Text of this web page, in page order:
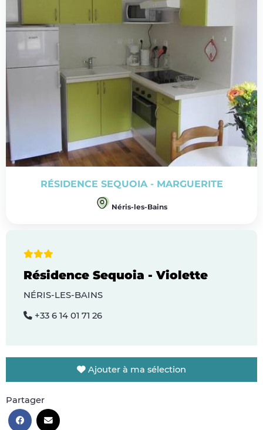
RÉSIDENCE SEQUOIA - MARGUERITE
Néris-les-Bains
Résidence Sequoia - Violette
NÉRIS-LES-BAINS
+33 6 14 01 71 26
Ajouter à ma sélection
Partager